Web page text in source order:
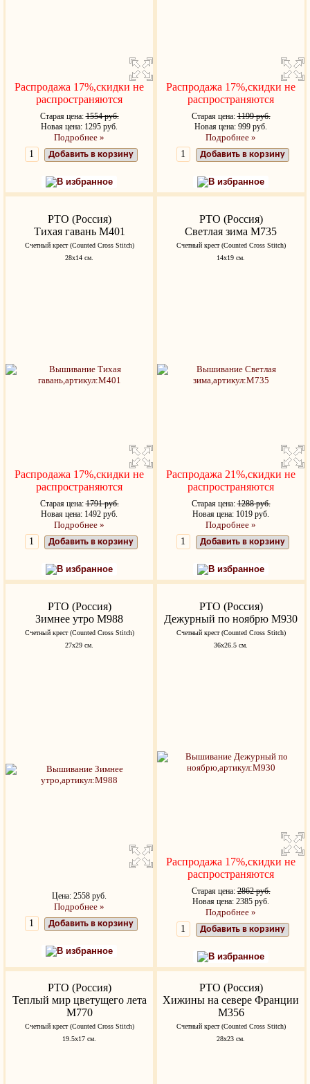
Распродажа 17%,скидки не
распространяются
Старая цена:1554 руб.
Новая цена: 1295 руб.
Подробнее »
Добавить в корзину
В избранное
Распродажа 17%,скидки не
распространяются
Старая цена:1199 руб.
Новая цена: 999 руб.
Подробнее »
Добавить в корзину
В избранное
РТО (Россия)
Тихая гавань M401
Счетный крест (Counted Cross Stitch)
28x14 см.
Распродажа 17%,скидки не
распространяются
Старая цена:1791 руб.
Новая цена: 1492 руб.
Подробнее »
Добавить в корзину
В избранное
РТО (Россия)
Светлая зима M735
Счетный крест (Counted Cross Stitch)
14x19 см.
Распродажа 21%,скидки не
распространяются
Старая цена:1288 руб.
Новая цена: 1019 руб.
Подробнее »
Добавить в корзину
В избранное
РТО (Россия)
Зимнее утро M988
Счетный крест (Counted Cross Stitch)
27х29 см.
Цена: 2558 руб.
Подробнее »
Добавить в корзину
В избранное
РТО (Россия)
Дежурный по ноябрю M930
Счетный крест (Counted Cross Stitch)
36х26.5 см.
Распродажа 17%,скидки не
распространяются
Старая цена:2862 руб.
Новая цена: 2385 руб.
Подробнее »
Добавить в корзину
В избранное
РТО (Россия)
Теплый мир цветущего лета
M770
Счетный крест (Counted Cross Stitch)
19.5x17 см.
РТО (Россия)
Хижины на севере Франции
M356
Счетный крест (Counted Cross Stitch)
28x23 см.